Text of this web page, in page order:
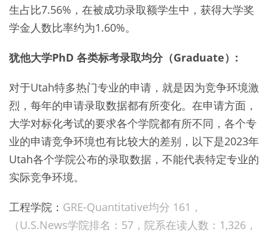
生占比7.56%，在被成功录取额学生中，获得大学奖
学金人数比率约为1.60%。
犹他大学PhD 各类标考录取均分（Graduate）:
对于Utah特多热门专业的申请，就是因为竞争环境激
烈，每年的申请录取数据都有所变化。在申请方面，
大学对标化考试的要求各个学院都有所不同，各个专
业的申请竞争环境也有比较大的差别，以下是2023年
Utah各个学院公布的录取数据，不能代表特定专业的
实际竞争环境。
工程学院： GRE-Quantitative均分 161，
（U.S.News学院排名： 57，院系在读人数： 1,326，